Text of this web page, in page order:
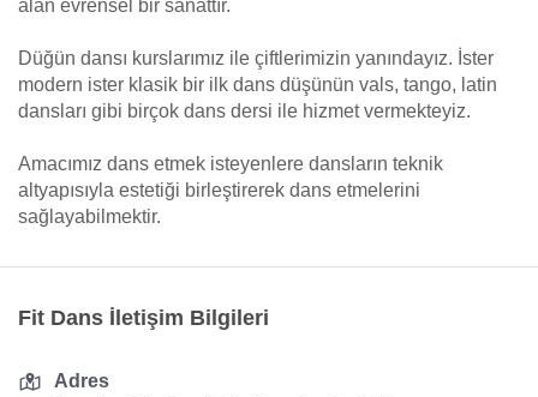
alan evrensel bir sanattır.
Düğün dansı kurslarımız ile çiftlerimizin yanındayız. İster
modern ister klasik bir ilk dans düşünün vals, tango, latin
dansları gibi birçok dans dersi ile hizmet vermekteyiz.
Amacımız dans etmek isteyenlere dansların teknik
altyapısıyla estetiği birleştirerek dans etmelerini
sağlayabilmektir.
Fit Dans İletişim Bilgileri
Adres